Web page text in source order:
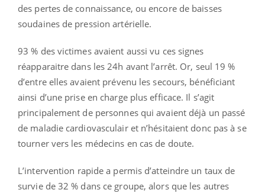
des pertes de connaissance, ou encore de baisses
soudaines de pression artérielle.
93 % des victimes avaient aussi vu ces signes
réapparaitre dans les 24h avant l’arrêt. Or, seul 19 %
d’entre elles avaient prévenu les secours, bénéficiant
ainsi d’une prise en charge plus efficace. Il s’agit
principalement de personnes qui avaient déjà un passé
de maladie cardiovasculair et n’hésitaient donc pas à se
tourner vers les médecins en cas de doute.
L’intervention rapide a permis d’atteindre un taux de
survie de 32 % dans ce groupe, alors que les autres